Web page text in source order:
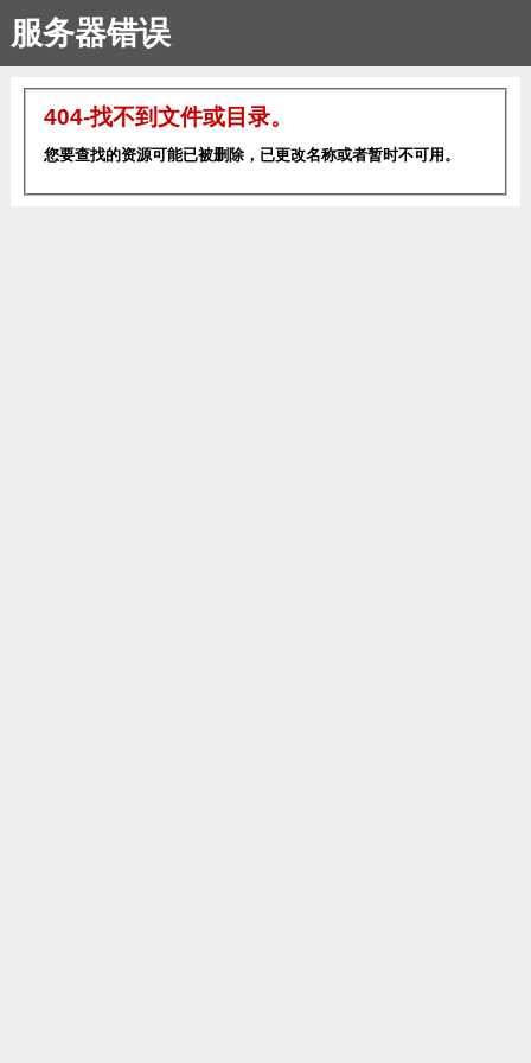
服务器错误
404-找不到文件或目录。
您要查找的资源可能已被删除，已更改名称或者暂时不可用。